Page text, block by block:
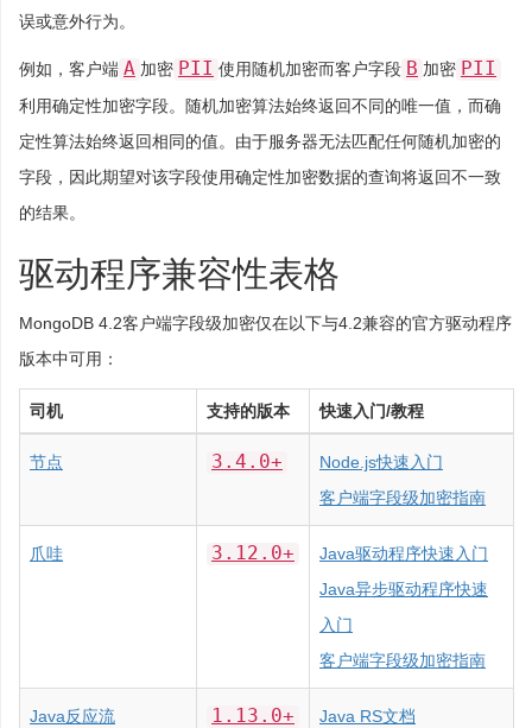
误或意外行为。
例如，客户端 A 加密 PII 使用随机加密而客户字段 B 加密 PII
利用确定性加密字段。随机加密算法始终返回不同的唯一值，而确
定性算法始终返回相同的值。由于服务器无法匹配任何随机加密的
字段，因此期望对该字段使用确定性加密数据的查询将返回不一致
的结果。
驱动程序兼容性表格
MongoDB 4.2客户端字段级加密仅在以下与4.2兼容的官方驱动程序
版本中可用：
司机 支持的版本 快速入门/教程
节点 3.4.0+
Node.js快速入门
客户端字段级加密指南
爪哇 3.12.0+
Java驱动程序快速入门
Java异步驱动程序快速
入门
客户端字段级加密指南
Java反应流 1.13.0+ Java RS文档